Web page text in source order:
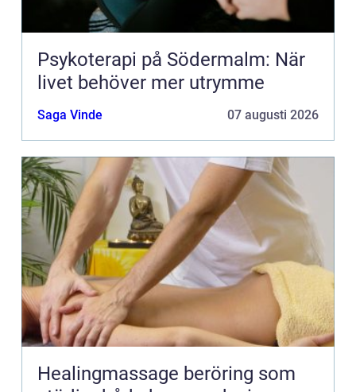
Psykoterapi på Södermalm: När
livet behöver mer utrymme
Saga Vinde 07 augusti 2026
Healingmassage beröring som